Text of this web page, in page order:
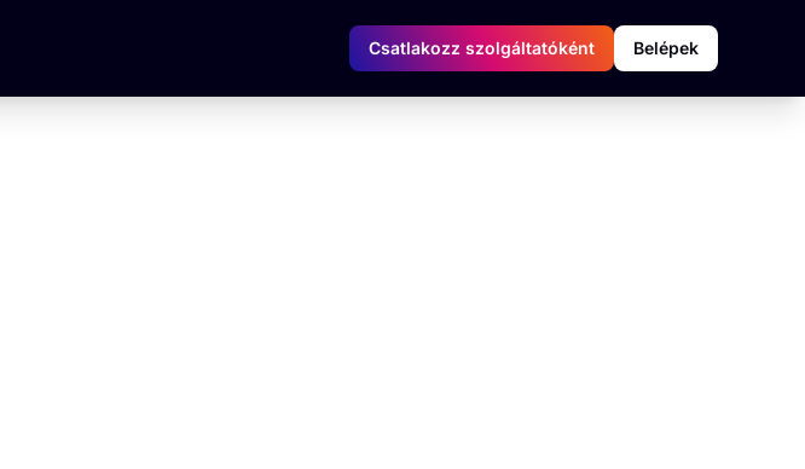
Csatlakozz szolgáltatóként Belépek